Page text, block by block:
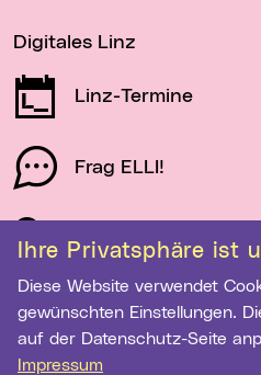
Ihre Privatsphäre ist
Diese Website verwendet Cookies. Bitte wählen Sie Ihre
gewünschten Einstellungen.
auf der Datenschutz-Seite
Impressum
Digitales Linz
Linz-Termine
Frag ELLI!
Schau auf Linz
Newsletter-Anmeldung
E-Mail-Adresse eingeben